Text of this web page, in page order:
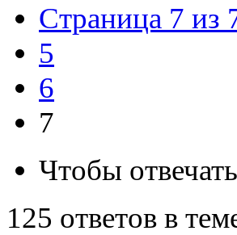
Страница 7 из
5
6
7
Чтобы
125 ответов в